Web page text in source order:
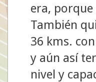
era,
También
36 kms.
y aún así
nivel y